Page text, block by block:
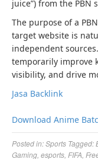
juice”) from the PBN
The purpose of a
target website is
independent
temporarily improve
visibility, and drive
Jasa Backlink
Download Anime
Posted in:Sports Tagged:
Gaming esports FIFA